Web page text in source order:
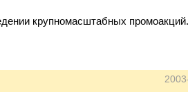
крупномасштабных промоакций.